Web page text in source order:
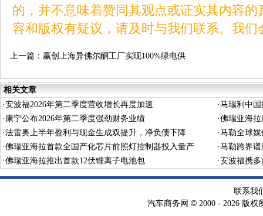
的，并不意味着赞同其观点或证实其内容
容和版权有疑议，请及时与我们联系。我
上一篇： 赢创上海异佛尔酮工厂实现100%绿电供
相关文章
·安波福2026年第二季度营收增长再度加速 ·马瑞利中
· 康宁公布2026年第二季度强劲财务业绩 ·佛瑞亚海
·法雷奥上半年盈利与现金生成双提升，净负债下降 ·马勒全球
·佛瑞亚海拉首款全国产化芯片前照灯控制器投入量产 ·马勒跨界
·佛瑞亚海拉推出首款12伏锂离子电池包 ·安波福携
联系我
汽车商务网 © 2000 - 2026 版权